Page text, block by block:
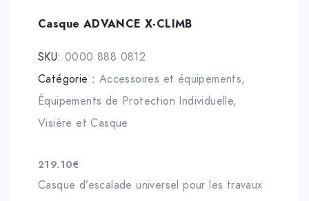
Casque ADVANCE X-CLIMB
SKU: 0000 888 0812
Catégorie : Accessoires et équipements,
Équipements de Protection Individuelle,
Visière et Casque
219.10€
Casque d’escalade universel pour les travaux